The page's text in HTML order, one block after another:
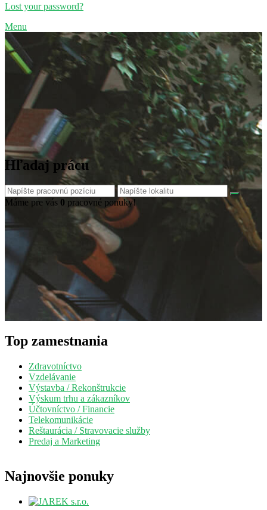
Lost your password?
Menu
Hľadaj prácu
Máme pre vás 0 pracovné ponuky!
Top zamestnania
Zdravotníctvo
Vzdelávanie
Výstavba / Rekonštrukcie
Výskum trhu a zákazníkov
Účtovníctvo / Financie
Telekomunikácie
Reštaurácia / Stravovacie služby
Predaj a Marketing
Najnovšie ponuky